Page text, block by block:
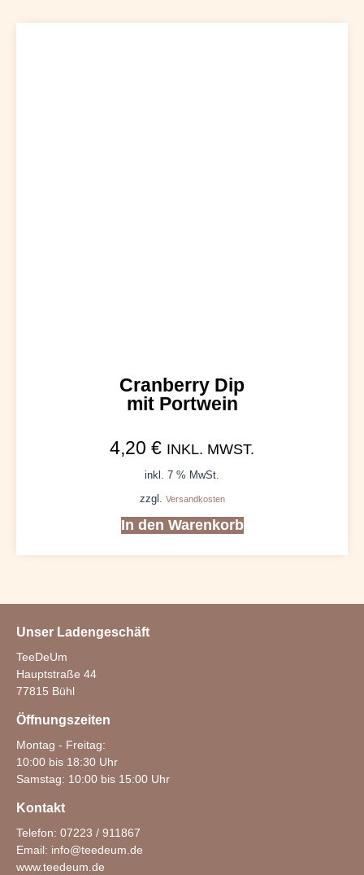
Cranberry Dip
mit Portwein
4,20 € INKL. MWST.
inkl. 7 % MwSt.
zzgl. Versandkosten
In den Warenkorb
Unser Ladengeschäft
TeeDeUm
Hauptstraße 44
77815 Bühl
Öffnungszeiten
Montag - Freitag:
10:00 bis 18:30 Uhr
Samstag: 10:00 bis 15:00 Uhr
Kontakt
Telefon: 07223 / 911867
Email: info@teedeum.de
www.teedeum.de